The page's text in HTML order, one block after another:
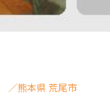
／熊本県 荒尾市